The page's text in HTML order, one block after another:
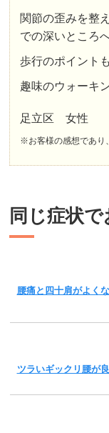
関節の歪みを整
での深いところ
歩行のポイント
趣味のウォーキ
足立区 女性
※お客様の感想であり
同じ症状
腰痛と四十肩がよく
ツラいギックリ腰が